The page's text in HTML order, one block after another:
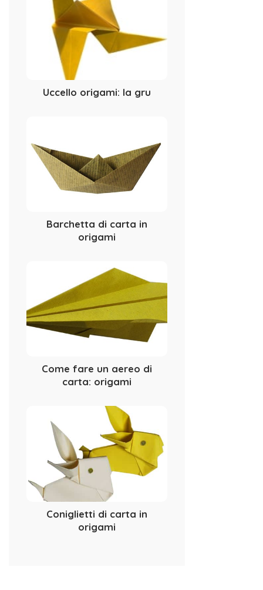
Uccello origami: la gru
Barchetta di carta in
origami
Come fare un aereo di
carta: origami
Coniglietti di carta in
origami